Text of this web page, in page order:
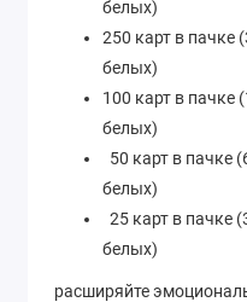
белых)
250 карт в пачке
белых)
100 карт в пачке
белых)
50 карт в пачке
белых)
25 карт в пачке
белых)
расширяйте